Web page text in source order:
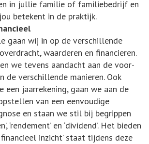
in jullie familie of familiebedrijf en
betekent in de praktijk.
gaan wij in op de verschillende
waarderen en financieren.
we tevens aandacht aan de voor-
de verschillende manieren. Ook
een jaarrekening, gaan we aan de
van een eenvoudige
en staan we stil bij begrippen
‘rendement’ en ‘dividend’. Het bieden
financieel inzicht’ staat tijdens deze